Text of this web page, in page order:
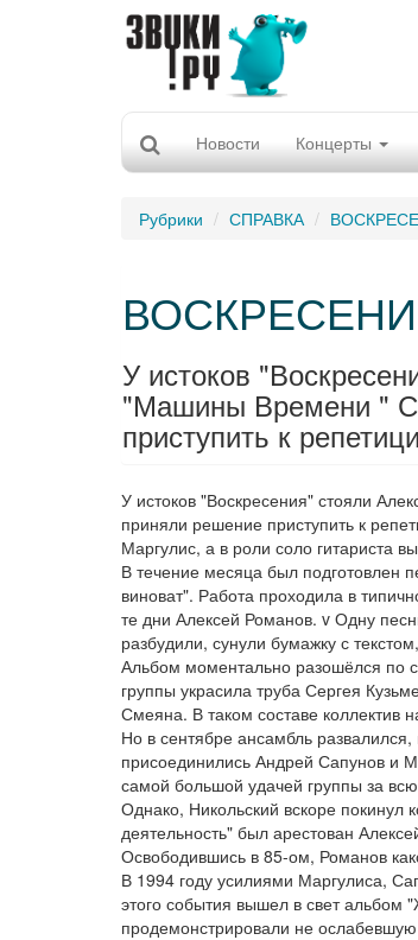
Новости Концерты
Рубрики СПРАВКА
У истоков
"Машины Времени "
приступить к
У истоков "Воскресения" стояли
приняли решение приступить к
Маргулис, а в роли соло гитариста
В течение месяца был подготовлен
виноват". Работа проходила в
те дни Алексей Романов. v Одну
разбудили, сунули бумажку с
Альбом моментально разошёлся по
группы украсила труба Сергея
Смеяна. В таком составе коллектив
Но в сентябре ансамбль
присоединились Андрей Сапунов и
самой большой удачей группы за
Однако, Никольский вскоре покинул
деятельность" был арестован
Освободившись в 85-ом, Романов
В 1994 году усилиями Маргулиса,
этого события вышел в свет альбом
продемонстрировали не